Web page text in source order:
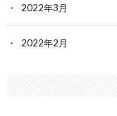
2022年3月
2022年2月